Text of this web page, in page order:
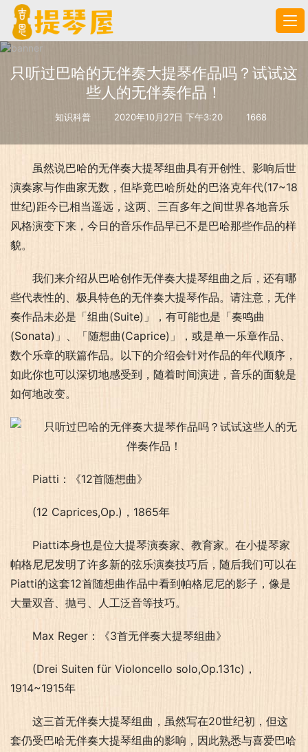
只听过巴哈的无伴奏大提琴作品吗？试试这
些人的无伴奏作品！
知识科普 2020年10月27日 下午3:20 1668
虽然说巴哈的无伴奏大提琴组曲具有开创性、影响后世
演奏家与作曲家无数，但毕竟巴哈所处的巴洛克年代(17~18
世纪)距今已相当遥远，这两、三百多年之间世界各地音乐
风格演变下来，今日的音乐作品早已不是巴哈那些作品的样
貌。
我们来介绍从巴哈创作无伴奏大提琴组曲之后，还有哪
些代表性的、极具特色的无伴奏大提琴作品。请注意，无伴
奏作品未必是「组曲(Suite)」，有可能也是「奏鸣曲
(Sonata)」、「随想曲(Caprice)」，或是单一乐章作品、
数个乐章的联篇作品。以下的介绍会针对作品的年代顺序，
如此你也可以深切地感受到，随着时间演进，音乐的面貌是
如何地改变。
Piatti：《12首随想曲》
(12 Caprices,Op.)，1865年
Piatti本身也是位大提琴演奏家、教育家。在小提琴家
帕格尼尼发明了许多新的弦乐演奏技巧后，随后我们可以在
Piatti的这套12首随想曲作品中看到帕格尼尼的影子，像是
大量双音、抛弓、人工泛音等技巧。
Max Reger：《3首无伴奏大提琴组曲》
(Drei Suiten für Violoncello solo,Op.131c)，
1914~1915年
这三首无伴奏大提琴组曲，虽然写在20世纪初，但这
套仍受巴哈无伴奏大提琴组曲的影响，因此熟悉与喜爱巴哈